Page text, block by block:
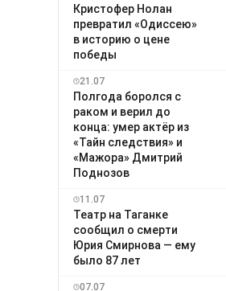
Кристофер Нолан
превратил «Одиссею»
в историю о цене
победы
21.07
Полгода боролся с
раком и верил до
конца: умер актёр из
«Тайн следствия» и
«Мажора» Дмитрий
Поднозов
11.07
Театр на Таганке
сообщил о смерти
Юрия Смирнова — ему
было 87 лет
07.07